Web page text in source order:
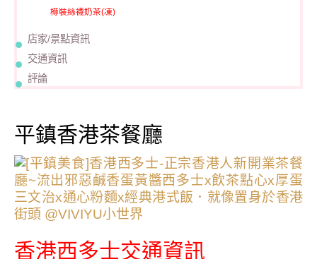
樽裝絲襪奶茶(凍)
店家/景點資訊
交通資訊
評論
平鎮香港茶餐廳
香港西多士交通資訊